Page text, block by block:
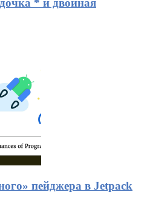
* и двойная
пейджера в Jetpack